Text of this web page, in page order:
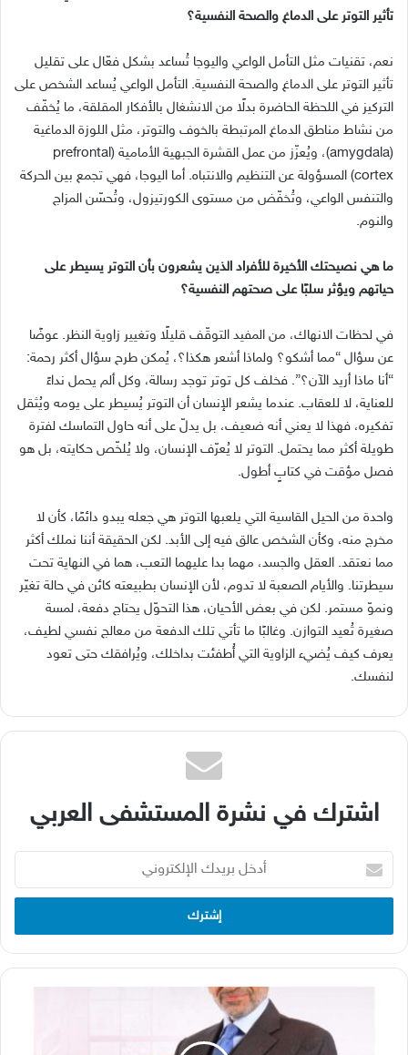
تأثير التوتر على الدماغ والصحة النفسية؟
نعم، تقنيات مثل التأمل الواعي واليوجا تُساعد بشكل فعّال على تقليل
تأثير التوتر على الدماغ والصحة النفسية. التأمل الواعي يُساعد الشخص على
التركيز في اللحظة الحاضرة بدلًا من الانشغال بالأفكار المقلقة، ما يُخفّف
من نشاط مناطق الدماغ المرتبطة بالخوف والتوتر، مثل اللوزة الدماغية
(amygdala)
، ويُعزّز من عمل القشرة الجبهية الأمامية (prefrontal
cortex) المسؤولة عن التنظيم والانتباه. أما اليوجا، فهي تجمع بين الحركة
والتنفس الواعي، وتُخفّض من مستوى الكورتيزول، وتُحسّن المزاج
والنوم.
ما هي نصيحتك الأخيرة للأفراد الذين يشعرون بأن التوتر يسيطر على
حياتهم ويؤثر سلبًا على صحتهم النفسية؟
في لحظات الانهاك، من المفيد التوقّف قليلًا وتغيير زاوية النظر. عوضًا
عن سؤال “مما أشكو؟ ولماذا أشعر هكذا؟، يُمكن طرح سؤال أكثر رحمة:
“أنا ماذا أريد الآن؟”. فخلف كل توتر توجد رسالة، وكل ألم يحمل نداءً
للعناية، لا للعقاب. عندما يشعر الإنسان أن التوتر يُسيطر على يومه ويُثقل
تفكيره، فهذا لا يعني أنه ضعيف، بل يدلّ على أنه حاول التماسك لفترة
طويلة أكثر مما يحتمل. التوتر لا يُعرّف الإنسان، ولا يُلخّص حكايته، بل هو
فصل مؤقت في كتابٍ أطول.
واحدة من الحيل القاسية التي يلعبها التوتر هي جعله يبدو دائمًا، كأن لا
مخرج منه، وكأن الشخص عالق فيه إلى الأبد. لكن الحقيقة أننا نملك أكثر
مما نعتقد. العقل والجسد، مهما بدا عليهما التعب، هما في النهاية تحت
سيطرتنا. والأيام الصعبة لا تدوم، لأن الإنسان بطبيعته كائن في حالة تغيّر
ونموّ مستمر. لكن في بعض الأحيان، هذا التحوّل يحتاج دفعة، لمسة
صغيرة تُعيد التوازن. وغالبًا ما تأتي تلك الدفعة من معالج نفسي لطيف،
يعرف كيف يُضيء الزاوية التي أُطفئت بداخلك، ويُرافقك حتى تعود
لنفسك.
اشترك في نشرة المستشفى العربي
بريدك
الإلكتروني